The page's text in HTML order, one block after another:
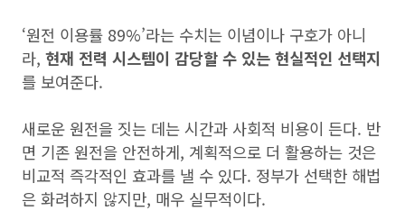
‘원전 이용률 89%’라는 수치는 이념이나 구호가 아니
라, 현재 전력 시스템이 감당할 수 있는 현실적인 선택지
를 보여준다.
새로운 원전을 짓는 데는 시간과 사회적 비용이 든다. 반
면 기존 원전을 안전하게, 계획적으로 더 활용하는 것은
비교적 즉각적인 효과를 낼 수 있다. 정부가 선택한 해법
은 화려하지 않지만, 매우 실무적이다.